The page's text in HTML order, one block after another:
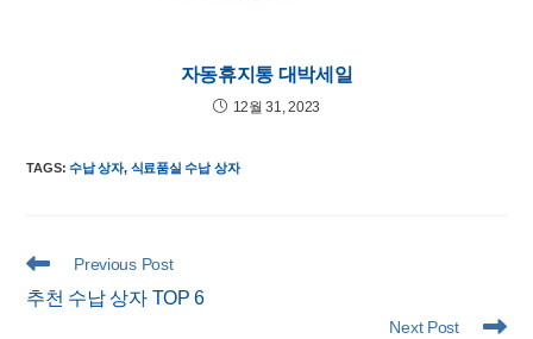
자동휴지통 대박세일
12월 31, 2023
TAGS:수납 상자, 식료품실 수납 상자
Read
articles
Previous Post
추천 수납 상자 TOP 6
Next Post